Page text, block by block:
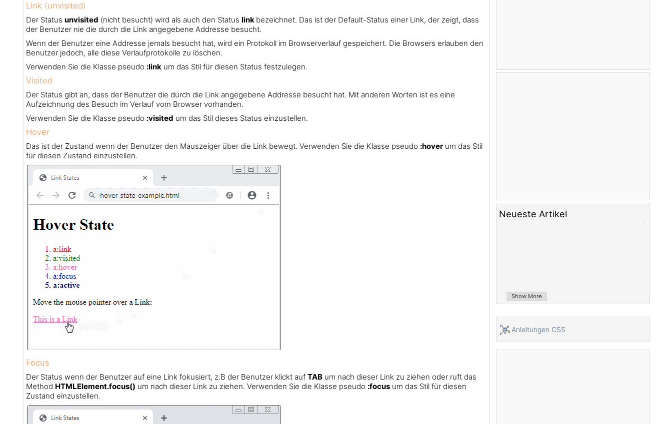
Link (unvisited)
Der Status unvisited (nicht besucht) wird als auch den Status link bezeichnet. Das ist der Default-Status einer Link, der zeigt, dass
der Benutzer nie die durch die Link angegebene Addresse besucht.
Wenn der Benutzer eine Addresse jemals besucht hat, wird ein Protokoll im Browserverlauf gespeichert. Die Browsers erlauben den
Benutzer jedoch, alle diese Verlaufprotokolle zu löschen.
Verwenden Sie die Klasse pseudo :linkum das Stil für diesen Status festzulegen.
Visited
Der Status gibt an, dass der Benutzer die durch die Link angegebene Addresse besucht hat. Mit anderen Worten ist es eine
Aufzeichnung des Besuch im Verlauf vom Browser vorhanden.
Verwenden Sie die Klasse pseudo :visited um das Stil dieses Status einzustellen.
Hover
Das ist der Zustand wenn der Benutzer den Mauszeiger über die Link bewegt. Verwenden Sie die Klasse pseudo :hoverum das Stil
für diesen Zustand einzustellen.
Focus
Der Status wenn der Benutzer auf eine Link fokusiert, z.B der Benutzer klickt auf TABum nach dieser Link zu ziehen oder ruft das
Method HTMLElement.focus() um nach dieser Link zu ziehen. Verwenden Sie die Klasse pseudo :focusum das Stil für diesen
Zustand einzustellen.
Die Anleitung zu CSS text-align
Die Anleitung zu CSS text-decoration
Neueste Artikel
Show More
Anleitungen CSS